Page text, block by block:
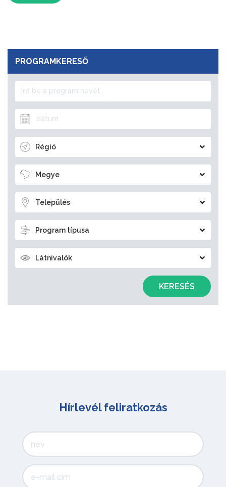
PROGRAMKERESŐ
Régió
Megye
Település
Program típusa
Látnivalók
KERESÉS
Hírlevél feliratkozás